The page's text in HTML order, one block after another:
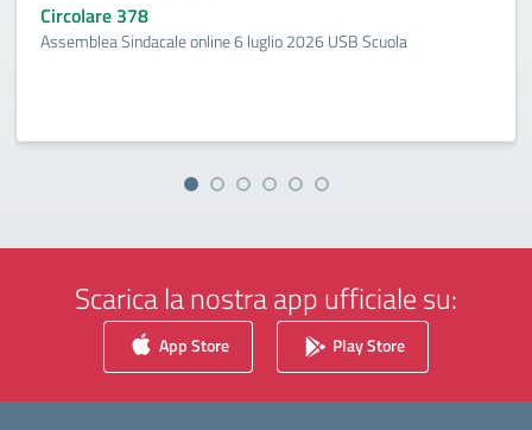
Circolare 378
Assemblea Sindacale online 6 luglio 2026 USB Scuola
Scarica la nostra app ufficiale su:
App Store Play Store